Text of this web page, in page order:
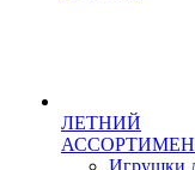
ЛЕТНИЙ
Игрушки